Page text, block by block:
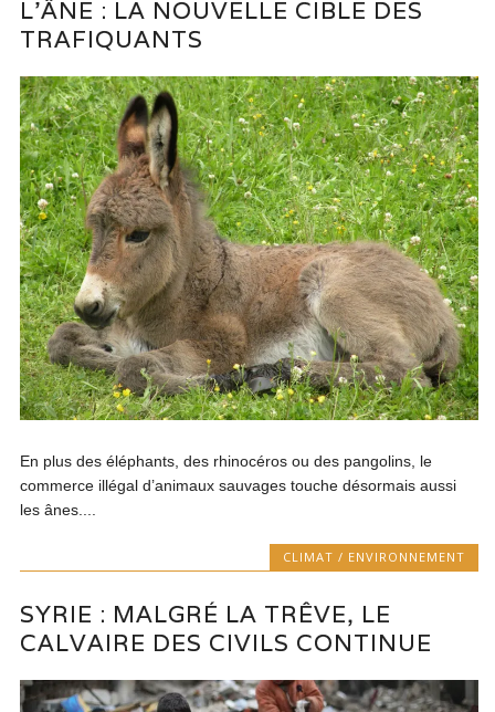
L’ÂNE : LA NOUVELLE CIBLE DES
TRAFIQUANTS
En plus des éléphants, des rhinocéros ou des pangolins, le
commerce illégal d’animaux sauvages touche désormais aussi
les ânes....
CLIMAT / ENVIRONNEMENT
SYRIE : MALGRÉ LA TRÊVE, LE
CALVAIRE DES CIVILS CONTINUE